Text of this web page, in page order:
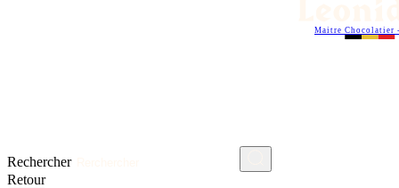
Rechercher
Maitre Chocolatier
Retour